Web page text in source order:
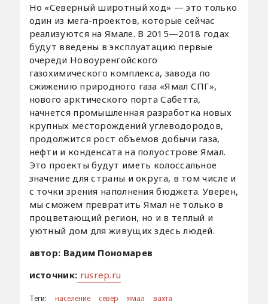
Но «Северный широтный ход» — это только
один из мега-проектов, которые сейчас
реализуются на Ямале. В 2015—2018 годах
будут введены в эксплуатацию первые
очереди Новоуренгойского
газохимического комплекса, завода по
сжижению природного газа «Ямал СПГ»,
нового арктического порта Сабетта,
начнется промышленная разработка новых
крупных месторождений углеводородов,
продолжится рост объемов добычи газа,
нефти и конденсата на полуострове Ямал.
Это проекты будут иметь колоссальное
значение для страны и округа, в том числе и
с точки зрения наполнения бюджета. Уверен,
мы сможем превратить Ямал не только в
процветающий регион, но и в теплый и
уютный дом для живущих здесь людей.
автор: Вадим Пономарев
источник: rusrep.ru
Теги: население север ямал
вахта